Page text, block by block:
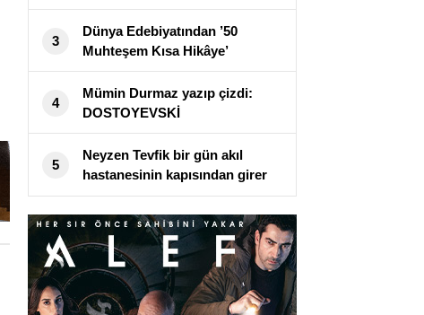
Attila İlhan oldu
3
Dünya Edebiyatından ’50
Muhteşem Kısa Hikâye’
4
Mümin Durmaz yazıp çizdi:
DOSTOYEVSKİ
5
Neyzen Tevfik bir gün akıl
hastanesinin kapısından girer
ve…